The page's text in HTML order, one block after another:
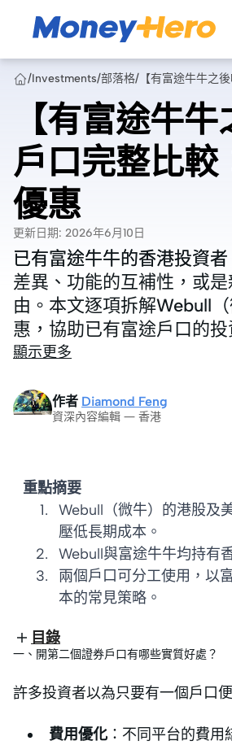
/Investments/部落格/ 【有富途牛牛之
【有富途牛
戶口完整比
優惠
更新日期: 2026年6月10日
已有富途牛牛的香港投資
差異、功能的互補性，或
由。本文逐項拆解Webull
惠，協助已有富途戶口的
已有富途牛牛的香港投資
差異、功能的互補性，或
由。本文逐項拆解Webull
惠，協助已有富途戶口的
顯示更多
作者 Diamond Feng
資深內容編輯 — 香港
重點摘要
Webull（微牛）的港股及
壓低長期成本。
Webull與富途牛牛均持有
兩個戶口可分工使用，以
本的常見策略。
目錄
一、開第二個證券戶口有哪些實質好處？
許多投資者以為只要有一個戶口
費用優化 ：不同平台的費